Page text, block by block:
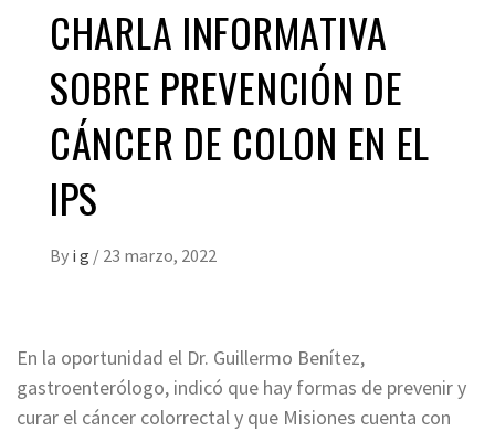
CHARLA INFORMATIVA
SOBRE PREVENCIÓN DE
CÁNCER DE COLON EN EL
IPS
By i g / 23 marzo, 2022
En la oportunidad el Dr. Guillermo Benítez,
gastroenterólogo, indicó que hay formas de prevenir y
curar el cáncer colorrectal y que Misiones cuenta con